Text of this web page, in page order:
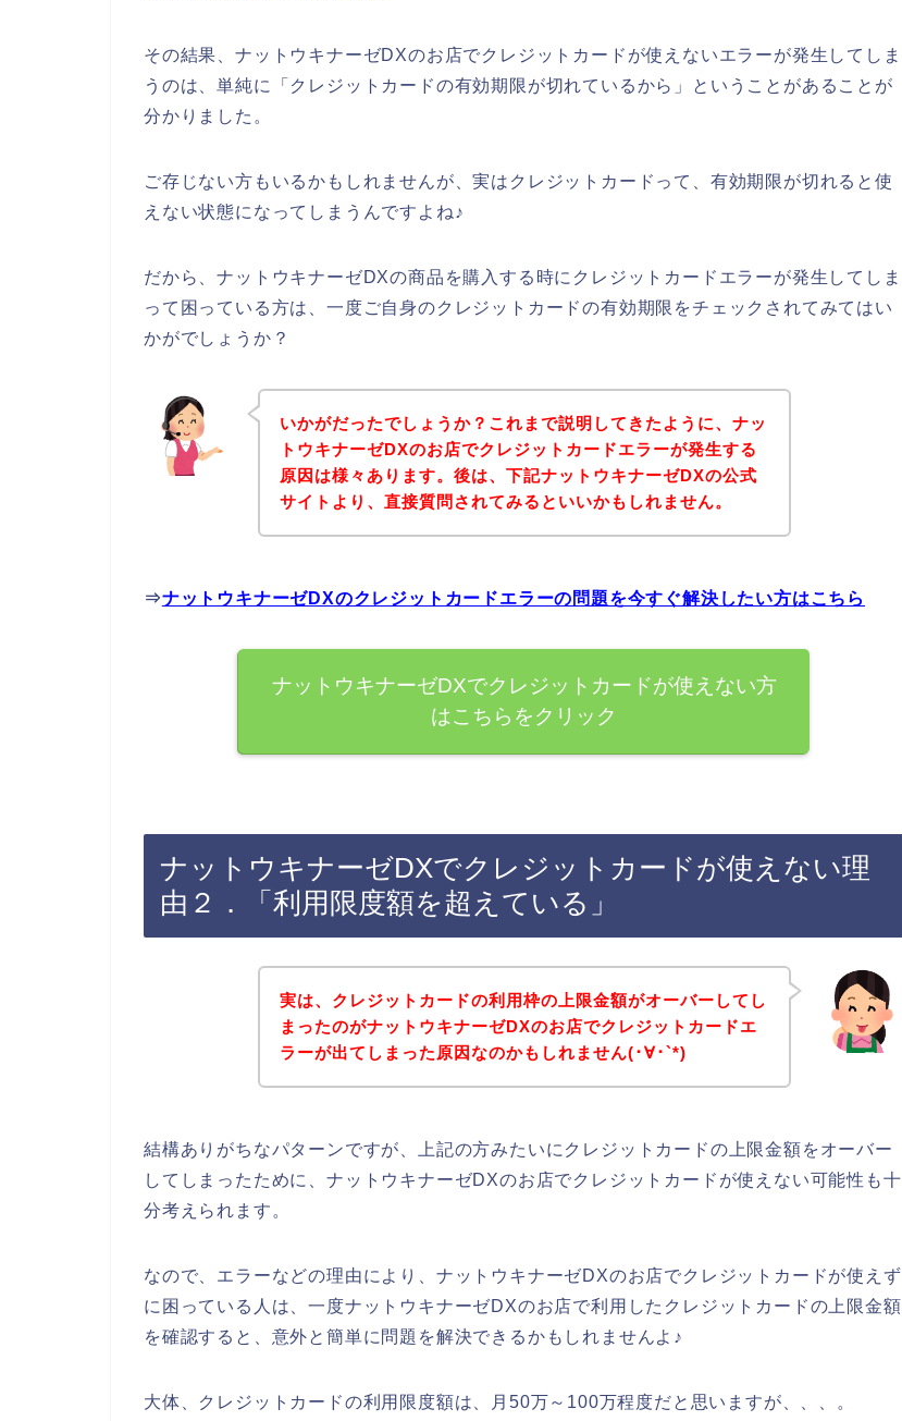
その結果、ナットウキナーゼDXのお店でクレジットカードが使えないエラーが発生してしま
うのは、単純に「クレジットカードの有効期限が切れているから」ということがあることが
分かりました。
ご存じない方もいるかもしれませんが、実はクレジットカードって、有効期限が切れると使
えない状態になってしまうんですよね♪
だから、ナットウキナーゼDXの商品を購入する時にクレジットカードエラーが発生してしま
って困っている方は、一度ご自身のクレジットカードの有効期限をチェックされてみてはい
かがでしょうか？
いかがだったでしょうか？これまで説明してきたように、ナッ
トウキナーゼDXのお店でクレジットカードエラーが発生する
原因は様々あります。後は、下記ナットウキナーゼDXの公式
サイトより、直接質問されてみるといいかもしれません。
⇒ナットウキナーゼDXのクレジットカードエラーの問題を今すぐ解決したい方はこちら
ナットウキナーゼDXでクレジットカードが使えない方
はこちらをクリック
ナットウキナーゼDXでクレジットカードが使えない理
由２．「利用限度額を超えている」
実は、クレジットカードの利用枠の上限金額がオーバーしてし
まったのがナットウキナーゼDXのお店でクレジットカードエ
ラーが出てしまった原因なのかもしれません(･∀･`*)
結構ありがちなパターンですが、上記の方みたいにクレジットカードの上限金額をオーバー
してしまったために、ナットウキナーゼDXのお店でクレジットカードが使えない可能性も十
分考えられます。
なので、エラーなどの理由により、ナットウキナーゼDXのお店でクレジットカードが使えず
に困っている人は、一度ナットウキナーゼDXのお店で利用したクレジットカードの上限金額
を確認すると、意外と簡単に問題を解決できるかもしれませんよ♪
大体、クレジットカードの利用限度額は、月50万～100万程度だと思いますが、、、。